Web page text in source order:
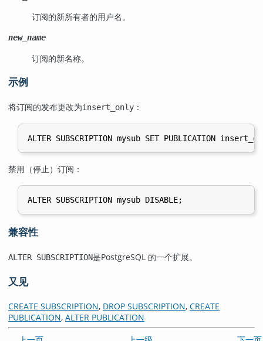
订阅的新所有者的用户名。
new_name
订阅的新名称。
示例
将订阅的发布更改为insert_only ：
禁用（停止）订阅：
兼容性
ALTER SUBSCRIPTION是PostgreSQL 的一个扩展。
又见
CREATE SUBSCRIPTION, DROP SUBSCRIPTION, CREATE
PUBLICATION, ALTER PUBLICATION